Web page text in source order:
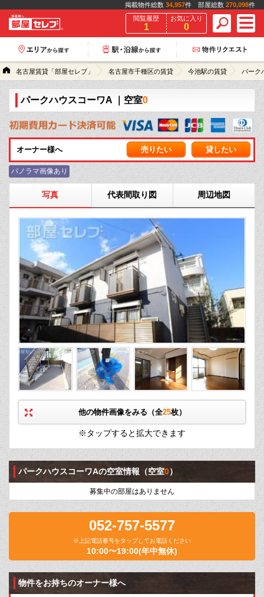
掲載物件総数 34,957件 部屋総数 270,098件
閲覧履歴
1
お気に入り
0
名古屋賃貸「部屋セレブ」 名古屋市千種区の賃貸 今池駅の賃貸 パーク
パークハウスコーワA ｜空室0
オーナー様へ 売りたい 貸したい
パノラマ画像あり
写真 代表間取り図 周辺地図
他の物件画像をみる（全25枚）
※タップすると拡大できます
パークハウスコーワAの空室情報 （空室0）
募集中の部屋はありません
052-757-5577
※上記電話番号をタップしてお電話ください
10:00〜19:00(年中無休)
物件をお持ちのオーナー様へ